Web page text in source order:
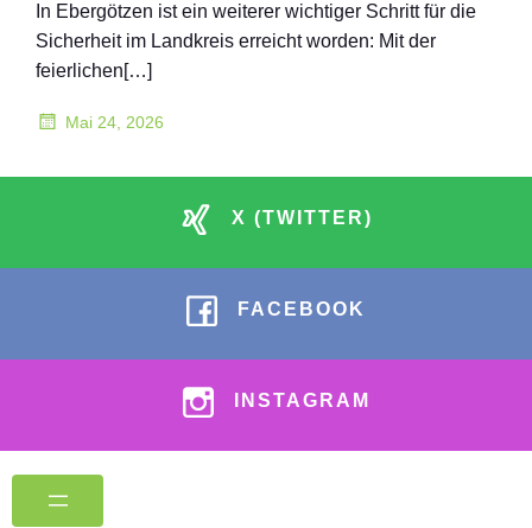
In Ebergötzen ist ein weiterer wichtiger Schritt für die
Sicherheit im Landkreis erreicht worden: Mit der
feierlichen[…]
Mai 24, 2026
X (TWITTER)
FACEBOOK
INSTAGRAM